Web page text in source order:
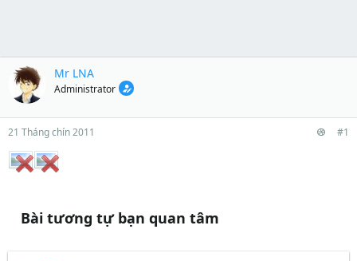
Mr LNA
Administrator
21 Tháng chín 2011 #1
Bài tương tự bạn quan tâm